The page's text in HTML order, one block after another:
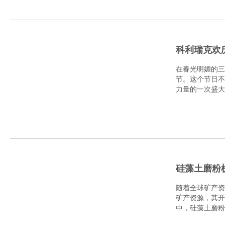
科利瑞克欢
在春光明媚的
节。这个节日
力量的一次盛
硅藻土磨粉
随着全球矿产
矿产资源，其
中，硅藻土磨